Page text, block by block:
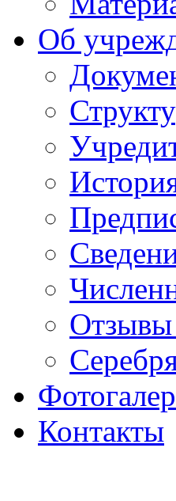
Об
Отзывы
Контакты